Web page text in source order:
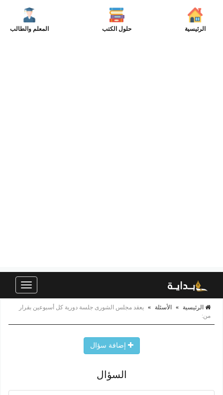
الرئيسية حلول الكتب المعلم والطالب
Toggle
الرئيسية » الأسئلة » يعقد مجلس الشورى جلسة دورية كل أسبوعين بقرار
من:
إضافة سؤال
السؤال